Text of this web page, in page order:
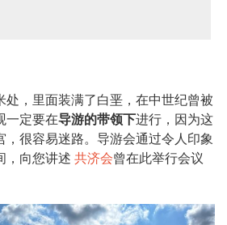
处，里面装满了白垩，在中世纪曾被
一定要在导游的带领下进行，因为这
，很容易迷路。导游会通过令人印象
，向您讲述 共济会曾在此举行会议